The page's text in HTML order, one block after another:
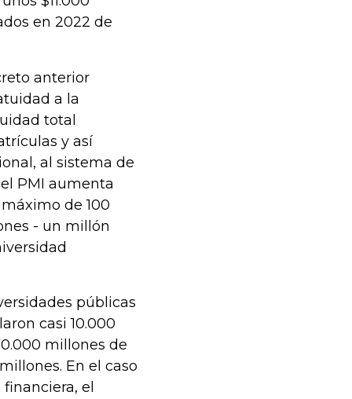
en 2022 de
anterior
a la
total
y así
al sistema de
PMI aumenta
de 100
- un millón
públicas
casi 10.000
millones de
En el caso
el